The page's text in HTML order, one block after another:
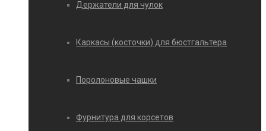
Держатели для чулок
Каркасы (косточки) для бюстгальтера
Поролоновые чашки
Фурнитура для корсетов